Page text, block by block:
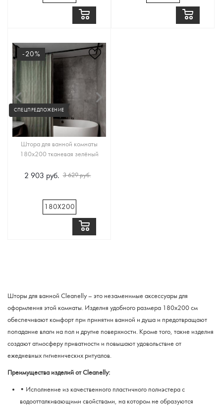
-20%
СПЕЦПРЕДЛОЖЕНИЕ
Штора для ванной комнаты
180х200 тканевая зелёный
2 903 руб. 3 629 руб.
180Х200
Шторы для ванной Cleanelly – это незаменимые аксессуары для
оформления этой комнаты. Изделия удобного размера 180х200 см
обеспечивают комфорт при принятии ванной и душа и предотвращают
попадание влаги на пол и другие поверхности. Кроме того, такие изделия
создают атмосферу приватности и повышают удовольствие от
ежедневных гигиенических ритуалов.
Преимущества изделий от Cleanelly:
• Исполнение из качественного пластичного полиэстера с
водоотталкивающими свойствами, на котором не образуются